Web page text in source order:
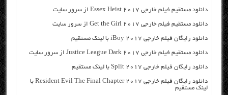
دانلود مستقیم فیلم خارجی Essex Heist 2017 از سرور سایت
دانلود مستقیم فیلم خارجی Get the Girl 2017 از سرور سایت
دانلود رایگان فیلم خارجی iBoy 2017 با لینک مستقیم
دانلود مستقیم فیلم خارجی Justice League Dark 2017 از سرور سایت
دانلود رایگان فیلم خارجی Split 2017 با لینک مستقیم
دانلود رایگان فیلم خارجی Resident Evil The Final Chapter 2017 با
لینک مستقیم